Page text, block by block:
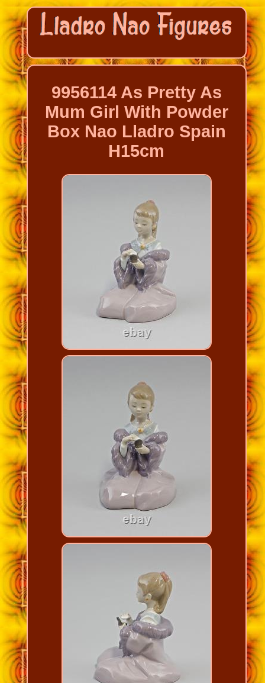
9956114 As Pretty As
Mum Girl With Powder
Box Nao Lladro Spain
H15cm